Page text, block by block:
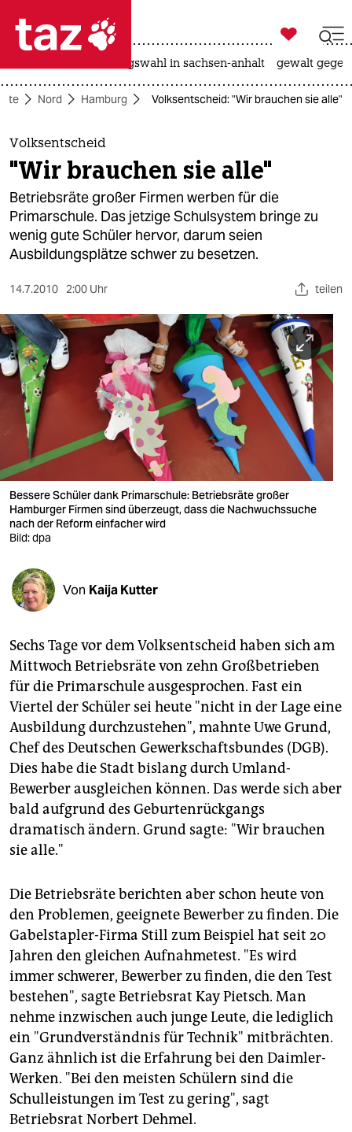
 taz zahl ich
taz zahl ich
themen
politik
öko
gesellschaft
kultur
sport
berlin
nord
wahrheit
verlag
verlag
veranstaltungen
fragen & hilfe
unterstützen
abo
genossenschaft
epaper login

taz zahl ich
landtagswahl in sachsen-anhalt gewalt
Nord Hamburg Volksentscheid: "Wir brauchen sie alle"
Volksentscheid
"Wir brauchen sie alle"
Betriebsräte großer Firmen werben für die
Primarschule. Das jetzige Schulsystem bringe zu
wenig gute Schüler hervor, darum seien
Ausbildungsplätze schwer zu besetzen.
14.7.2010 2:00 Uhr teilen
Bessere Schüler dank Primarschule: Betriebsräte großer
Hamburger Firmen sind überzeugt, dass die Nachwuchssuche
nach der Reform einfacher wird
Bild: dpa
Von Kaija Kutter
Sechs Tage vor dem Volksentscheid haben sich am
Mittwoch Betriebsräte von zehn Großbetrieben
für die Primarschule ausgesprochen. Fast ein
Viertel der Schüler sei heute "nicht in der Lage eine
Ausbildung durchzustehen", mahnte Uwe Grund,
Chef des Deutschen Gewerkschaftsbundes (DGB).
Dies habe die Stadt bislang durch Umland-
Bewerber ausgleichen können. Das werde sich aber
bald aufgrund des Geburtenrückgangs
dramatisch ändern. Grund sagte: "Wir brauchen
sie alle."
Die Betriebsräte berichten aber schon heute von
den Problemen, geeignete Bewerber zu finden. Die
Gabelstapler-Firma Still zum Beispiel hat seit 20
Jahren den gleichen Aufnahmetest. "Es wird
immer schwerer, Bewerber zu finden, die den Test
bestehen", sagte Betriebsrat Kay Pietsch. Man
nehme inzwischen auch junge Leute, die lediglich
ein "Grundverständnis für Technik" mitbrächten.
Ganz ähnlich ist die Erfahrung bei den Daimler-
Werken. "Bei den meisten Schülern sind die
Schulleistungen im Test zu gering", sagt
Betriebsrat Norbert Dehmel.